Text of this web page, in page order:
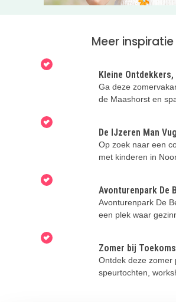
Meer inspiratie
Kleine
Avonturen in de
Ga deze
de Maashorst en
De IJzeren Man
spelen en genieten
Op zoek naar een
met kinderen in
Avonturenpark De
met kinderen in
Avonturenpark De
een plek waar
Zomer bij
GeoFort
Ontdek deze zomer
speurtochten,